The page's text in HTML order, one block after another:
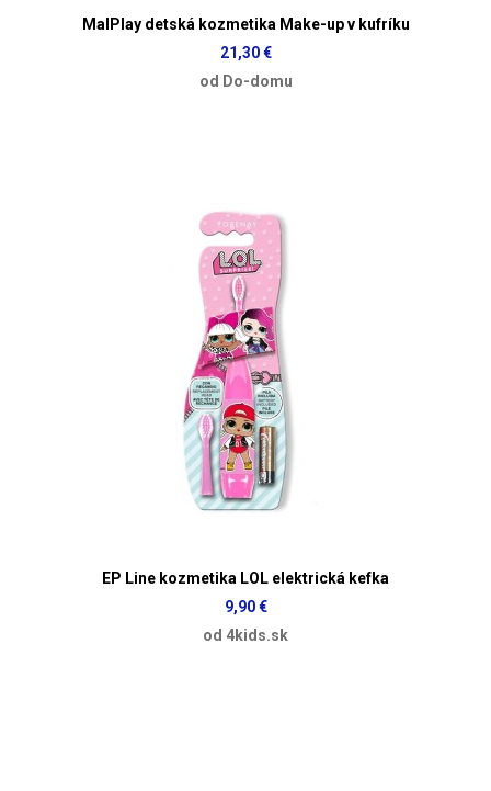
MalPlay detská kozmetika Make-up v kufríku
21,30 €
od Do-domu
EP Line kozmetika LOL elektrická kefka
9,90 €
od 4kids.sk